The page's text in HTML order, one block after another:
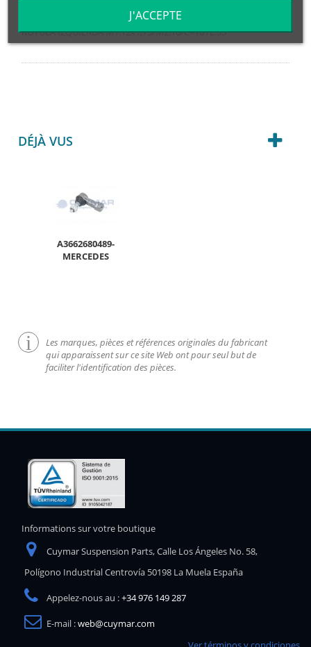
RÓTULA IZQUIERDA M1:12x1,75/M2:10/C=10 /L:55
DÉJÀ VUS
A3662680489-
MERCEDES
Les marques, pièces et références originales du fabricant
qui apparaissent sur ce site Web ont pour seul but de
faciliter l'identification des pièces.
Informations sur votre boutique
Cuymar Suspension Parts, Calle Los Ángeles No. 58,
Polígono Industrial Centrovía 50198 La Muela España
Appelez-nous au :+34 976 149 287
E-mail :web@cuymar.com
J'ACCEPTE